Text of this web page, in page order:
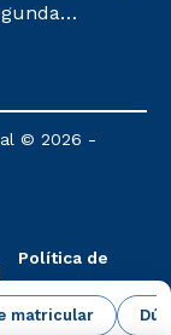
matricular
será de R$
Ensino
Metodologia
© 2026 -
Política de
Cookies